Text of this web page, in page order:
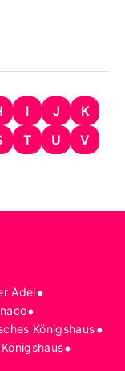
I J
K
T U
V
Adel•
•
Königshaus•
•